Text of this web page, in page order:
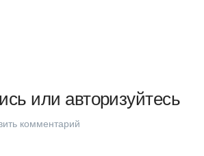
или авторизуйтесь
комментарий